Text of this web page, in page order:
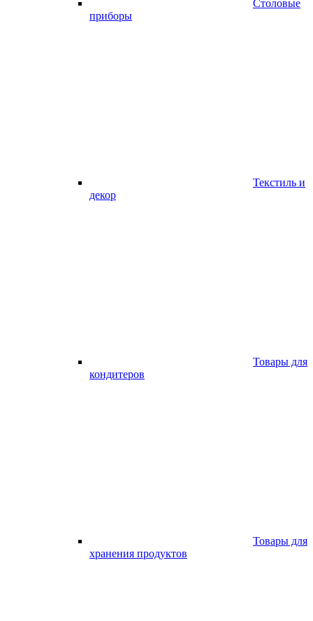
Столовые
приборы
Текстиль и
декор
Товары для
кондитеров
Товары для
хранения продуктов